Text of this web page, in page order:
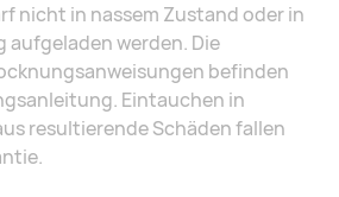
nicht in nassem Zustand oder in
werden. Die
befinden
Eintauchen in
resultierende Schäden fallen